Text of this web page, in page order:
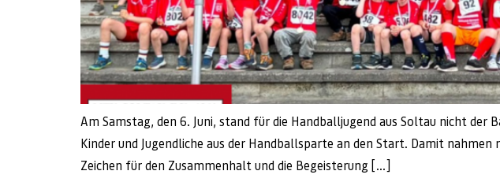
Am Samstag, den 6. Juni, stand für die Handballjugend aus Soltau nicht
Kinder und Jugendliche aus der Handballsparte an den Start. Damit
Zeichen für den Zusammenhalt und die Begeisterung […]